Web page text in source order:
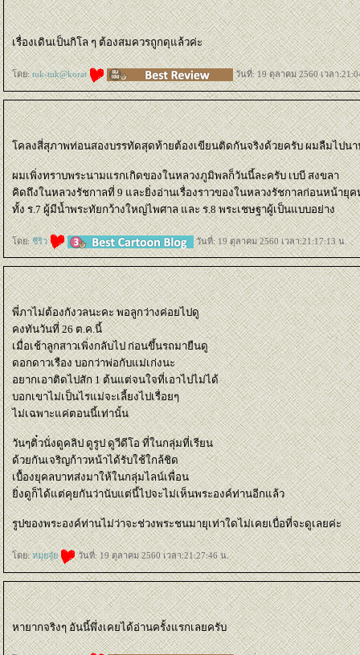
เรื่องเดินเป็นกิโล ๆ ต้องสมควรถูกดุแล้วค่ะ
ดย:tuk-tuk@korat วันที่: 19 ตุลาคม 2560 เวลา
คลงสี่สุภาพท่อนสองบรรทัดสุดท้ายต้องเขียนติดกันจริงด้วยครับ ผมลืมไปนา
ผมเพิ่งทราบพระนามแรกเกิดของในหลวงภูมิพลก็วันนี้ละครับ เบบี สงขลา
คิดถึงในหลวงรัชกาลที่ 9 และยิ่งอ่านเรื่องราวของในหลวงรัชกาลก่อนหน้ายุ
ทั้ง ร.7 ผู้มีน้ำพระทัยกว้างใหญ่ไพศาล และ ร.8 พระเชษฐาผู้เป็นแบบอย่าง
ดย:ชีริว วันที่: 19 ตุลาคม 2560 เวลา:21:17:13 น.
พี่ภาไม่ต้องกังวลนะคะ พอลูกว่างค่อยไปดู
คงทันวันที่ 26 ต.ค.นี้
เมื่อเช้าลูกสาวเพิ่งกลับไป ก่อนขึ้นรถมายืนดู
ดอกดาวเรือง บอกว่าพ่อกับแม่เก่งนะ
อยากเอาติดไปสัก 1 ต้นแต่จนใจที่เอาไปไม่ได้
บอกเขาไม่เป็นไรแม่จะเลี้ยงไปเรื่อยๆ
ไม่เฉพาะแค่ตอนนี้เท่านั้น
วันๆติ๋วนั่งดูคลิป ดูรูป ดูวีดีโอ ที่ในกลุ่มที่เรียน
ด้วยกันเจริญก้าวหน้าได้รับใช้ใกล้ชิด
เบื้องยุคลบาทส่งมาให้ในกลุ่มไลน์เพื่อน
ิ่งดูก็ได้แต่คุยกันว่านับแต่นี้ไปจะไม่เห็นพระองค์ท่านอีกแล้ว
รูปของพระองค์ท่านไม่ว่าจะช่วงพระชนมายุเท่าใดไม่เคยเบื่อที่จะดูเลยค่ะ
ดย:หมุยจุ๋ วันที่: 19 ตุลาคม 2560 เวลา:21:27:46 น.
หายากจริงๆ อันนี้พึ่งเคยได้อ่านครั้งแรกเลยครับ